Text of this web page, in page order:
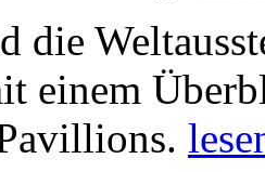
die
einem